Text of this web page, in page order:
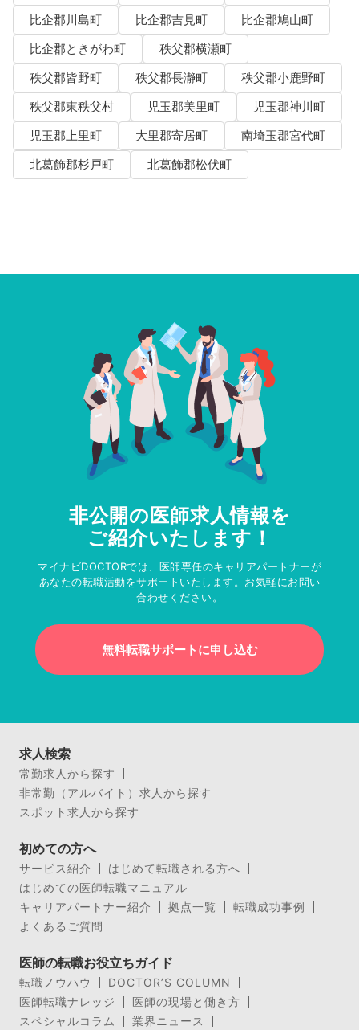
比企郡川島町
比企郡吉見町
比企郡鳩山町
比企郡ときがわ町
秩父郡横瀬町
秩父郡皆野町
秩父郡長瀞町
秩父郡小鹿野町
秩父郡東秩父村
児玉郡美里町
児玉郡神川町
児玉郡上里町
大里郡寄居町
南埼玉郡宮代町
北葛飾郡杉戸町
北葛飾郡松伏町
非公開の医師求人情報を
ご紹介いたします！
マイナビDOCTORでは、医師専任のキャリアパートナーが
あなたの転職活動をサポートいたします。お気軽にお問い
合わせください。
無料転職サポートに申し込む
求人検索
常勤求人から探す
非常勤（アルバイト）求人から探す
スポット求人から探す
初めての方へ
サービス紹介
はじめて転職される方へ
はじめての医師転職マニュアル
キャリアパートナー紹介
拠点一覧
転職成功事例
よくあるご質問
医師の転職お役立ちガイド
転職ノウハウ
DOCTOR’S COLUMN
医師転職ナレッジ
医師の現場と働き方
スペシャルコラム
業界ニュース